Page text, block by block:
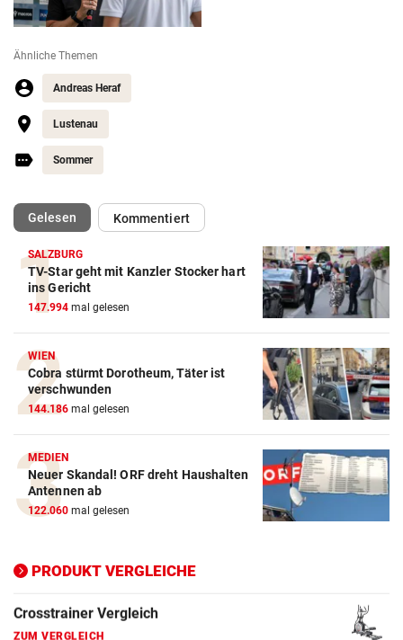
Ähnliche Themen
Andreas Heraf
Lustenau
Sommer
Gelesen(ausgewählt)Kommentiert
SALZBURG
TV-Star geht mit Kanzler Stocker hart
ins Gericht
147.994 mal gelesen
WIEN
Cobra stürmt Dorotheum, Täter ist
verschwunden
144.186 mal gelesen
MEDIEN
Neuer Skandal! ORF dreht Haushalten
Antennen ab
122.060 mal gelesen
PRODUKT VERGLEICHE
Action-Cam Vergleich
ZUM VERGLEICH
Crosstrainer Vergleich
ZUM VERGLEICH
E-Bike Vergleich
ZUM VERGLEICH
Elektro-Scooter Vergleich
Ergometer Vergleich
Fahrrad Test